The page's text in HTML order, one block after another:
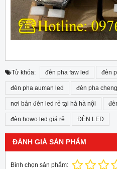
Từ khóa: đèn pha faw led đèn
đèn pha auman led đèn pha
nơi bán đèn led rẻ tại hà hà nội
đèn howo led giá rẻ ĐÈN LED
ĐÁNH GIÁ SẢN PHẨM
Bình chọn sản phẩm: